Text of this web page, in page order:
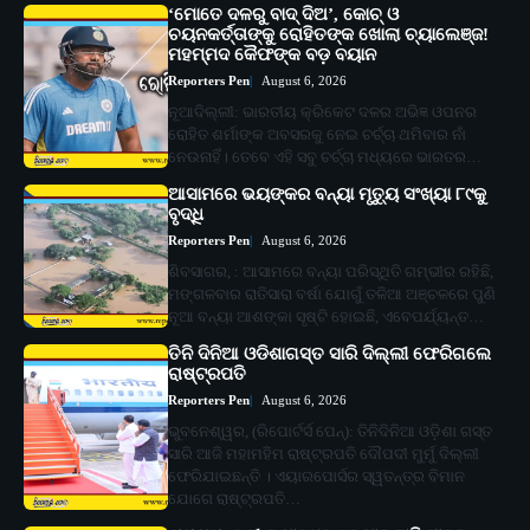
‘ମୋତେ ଦଳରୁ ବାଦ୍ ଦିଅ’, କୋଚ୍ ଓ
ଚୟନକର୍ତ୍ତାଙ୍କୁ ରୋହିତଙ୍କ ଖୋଲା ଚ୍ୟାଲେଞ୍ଜ!
ମହମ୍ମଦ କୈଫଙ୍କ ବଡ଼ ବୟାନ
Reporters Pen August 6, 2026
ନୂଆଦିଲ୍ଲୀ: ଭାରତୀୟ କ୍ରିକେଟ ଦଳର ଅଭିଜ୍ଞ ଓପନର
ରୋହିତ ଶର୍ମାଙ୍କ ଅବସରକୁ ନେଇ ଚର୍ଚ୍ଚା ଥମିବାର ନାଁ
ନେଉନାହିଁ। ତେବେ ଏହି ସବୁ ଚର୍ଚ୍ଚା ମଧ୍ୟରେ ଭାରତର…
ଆସାମରେ ଭୟଙ୍କର ବନ୍ୟା ମୃତ୍ୟୁ ସଂଖ୍ୟା ୮୯କୁ
ବୃଦ୍ଧି
Reporters Pen August 6, 2026
ଶିବସାଗର, : ଆସାମରେ ବନ୍ୟା ପରିସ୍ଥିତି ଗମ୍ଭୀର ରହିଛି,
ମଙ୍ଗଳବାର ରାତିସାରା ବର୍ଷା ଯୋଗୁଁ ତଳିଆ ଅଞ୍ଚଳରେ ପୁଣି
ନୂଆ ବନ୍ୟା ଆଶଙ୍କା ସୃଷ୍ଟି ହୋଇଛି, ଏବେପର୍ଯ୍ୟନ୍ତ…
ତିନି ଦିନିଆ ଓଡିଶାଗସ୍ତ ସାରି ଦିଲ୍ଲୀ ଫେରିଗଲେ
ରାଷ୍ଟ୍ରପତି
Reporters Pen August 6, 2026
ଭୁବନେଶ୍ୱର, (ରିପୋର୍ଟର୍ସ ପେନ୍‌): ତିନିଦିନିଆ ଓଡ଼ିଶା ଗସ୍ତ
ସାରି ଆଜି ମହାମହିମ ରାଷ୍ଟ୍ରପତି ଦୌପଦୀ ମୁର୍ମୁ ଦିଲ୍ଲୀ
ଫେରିଯାଇଛନ୍ତି । ଏୟାରପୋର୍ସର ସ୍ୱତନ୍ତ୍ର ବିମାନ
ଯୋଗେ ରାଷ୍ଟ୍ରପତି…